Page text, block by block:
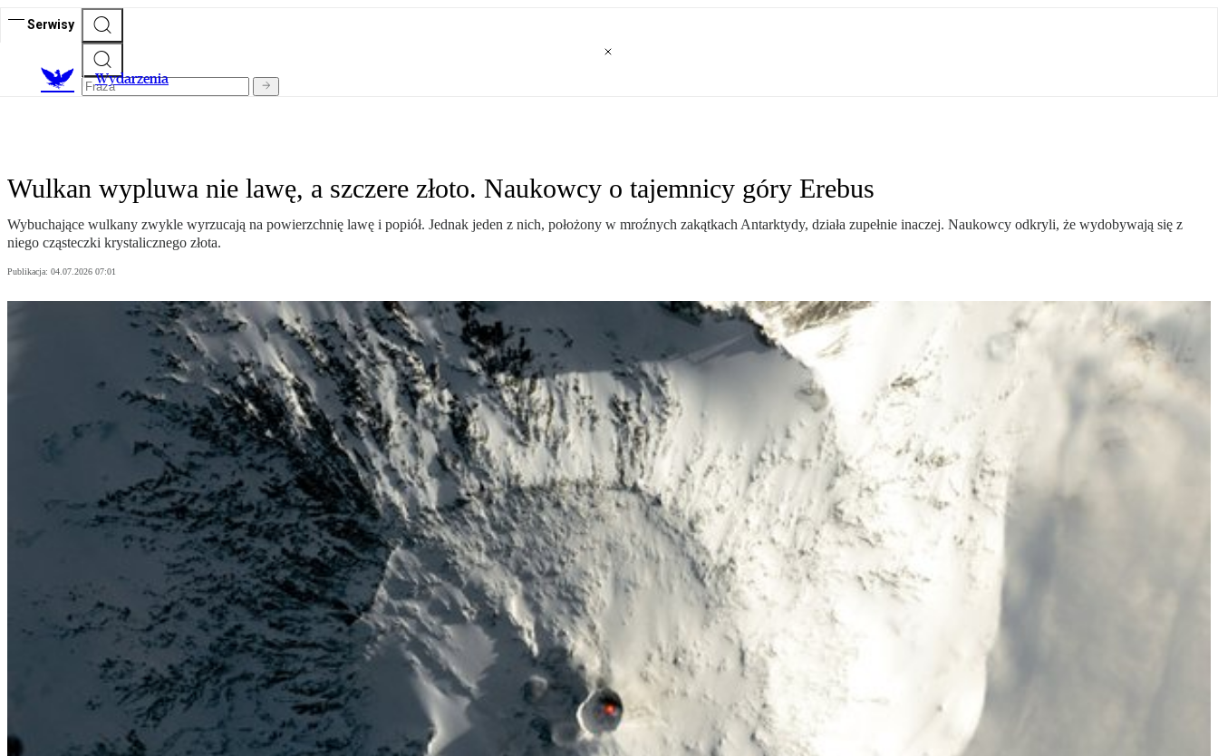
Serwisy
Wydarzenia
Wulkan wypluwa nie lawę, a szczere złoto. Naukowcy o tajemnicy góry Erebus
Wybuchające wulkany zwykle wyrzucają na powierzchnię lawę i popiół. Jednak jeden z nich, położony w mroźnych zakątkach Antarktydy, działa zupełnie inaczej. Naukowcy odkryli, że wydobywają się z
niego cząsteczki krystalicznego złota.
Publikacja: 04.07.2026 07:01